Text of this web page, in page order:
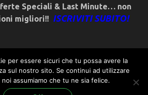
Speciali & Last Minute… non
migliori!! ISCRIVITI SUBITO!
ST.GEORGE.DRAGONSLAYER LLC -*-
george-dragonslayer.com
per essere sicuri che tu possa avere la
sul nostro sito. Se continui ad utilizzare
assumiamo che tu ne sia felice.